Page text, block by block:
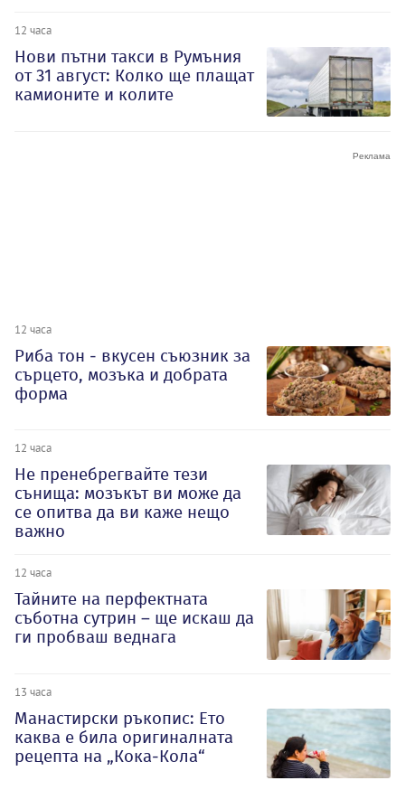
12 часа
Нови пътни такси в Румъния
от 31 август: Колко ще плащат
камионите и колите
12 часа
Риба тон - вкусен съюзник за
сърцето, мозъка и добрата
форма
12 часа
Не пренебрегвайте тези
сънища: мозъкът ви може да
се опитва да ви каже нещо
важно
12 часа
Тайните на перфектната
съботна сутрин – ще искаш да
ги пробваш веднага
13 часа
Манастирски ръкопис: Ето
каква е била оригиналната
рецепта на „Кока-Кола“